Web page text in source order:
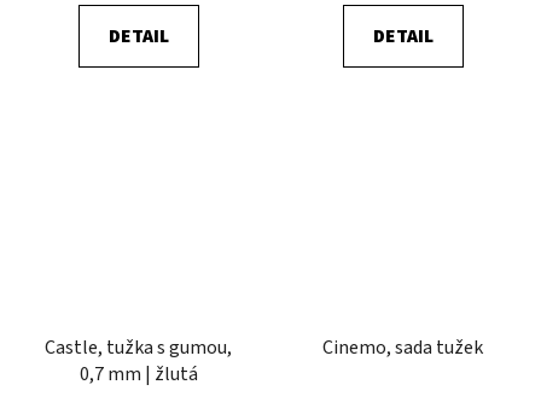
DETAIL DETAIL
Castle, tužka s gumou,
0,7 mm | žlutá
Cinemo, sada tužek